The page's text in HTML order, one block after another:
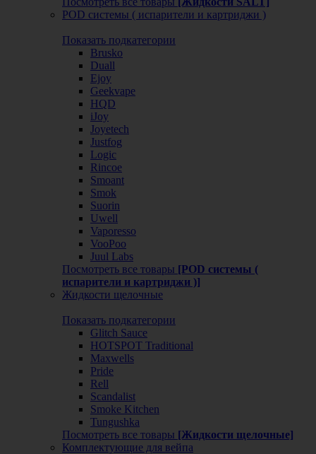
POD системы ( испарители и картриджи )
Показать подкатегории
Brusko
Duall
Ejoy
Geekvape
HQD
iJoy
Joyetech
Justfog
Logic
Rincoe
Smoant
Smok
Suorin
Uwell
Vaporesso
VooPoo
Juul Labs
Посмотреть все товары [POD системы (
испарители и картриджи )]
Жидкости щелочные
Показать подкатегории
Glitch Sauce
HOTSPOT Traditional
Maxwells
Pride
Rell
Scandalist
Smoke Kitchen
Tungushka
Посмотреть все товары [Жидкости щелочные]
Комплектующие для вейпа